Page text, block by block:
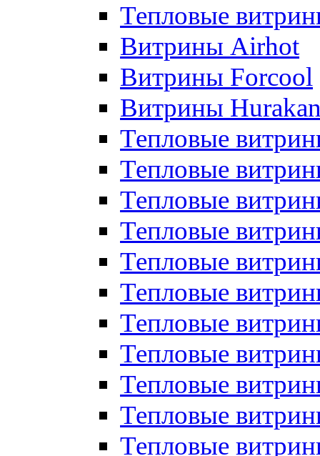
Тепловые
Витрины Airhot
Витрины Forcool
Витрины
Тепловые
Тепловые
Тепловые
Тепловые
Тепловые
Тепловые
Тепловые
Тепловые
Тепловые
Тепловые
Тепловые